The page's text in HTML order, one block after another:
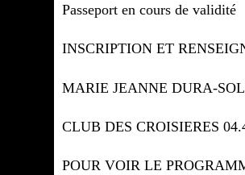
Passeport en cours de validité
INSCRIPTION ET
MARIE JEANNE DURA-
CLUB DES CROISIERES
POUR VOIR LE